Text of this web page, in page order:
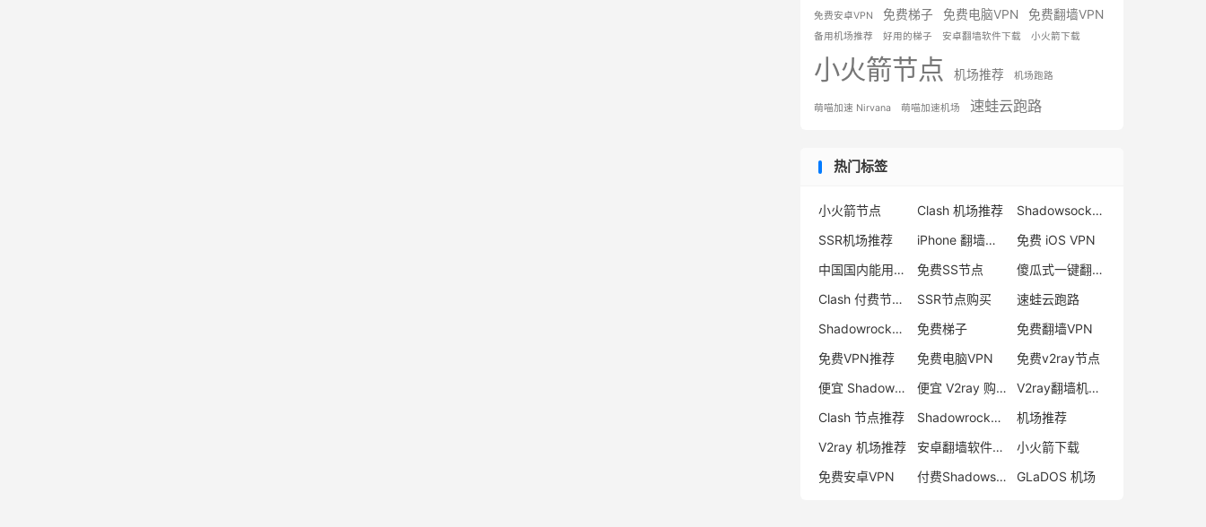
免费安卓VPN 免费梯子 免费电脑VPN 免费翻墙VPN
备用机场推荐 好用的梯子 安卓翻墙软件下载 小火箭下载
小火箭节点 机场推荐 机场跑路
萌喵加速 Nirvana 萌喵加速机场 速蛙云跑路
热门标签
小火箭节点 Clash 机场推荐
Shadowsocks 付费节点
SSR机场推荐
iPhone 翻墙代理软件
免费 iOS VPN
中国国内能用的翻墙VPN推荐
免费SS节点
傻瓜式一键翻墙VPN客户端
Clash 付费节点购买
SSR节点购买
速蛙云跑路
Shadowrocket 地址
免费梯子
免费翻墙VPN
免费VPN推荐
免费电脑VPN
免费v2ray节点
便宜 Shadowsocks 购买
便宜 V2ray 购买
V2ray翻墙机场推荐
Clash 节点推荐
Shadowrocket 付费节点
机场推荐
V2ray 机场推荐
安卓翻墙软件下载
小火箭下载
免费安卓VPN
付费Shadowsocks推荐 GLaDOS 机场